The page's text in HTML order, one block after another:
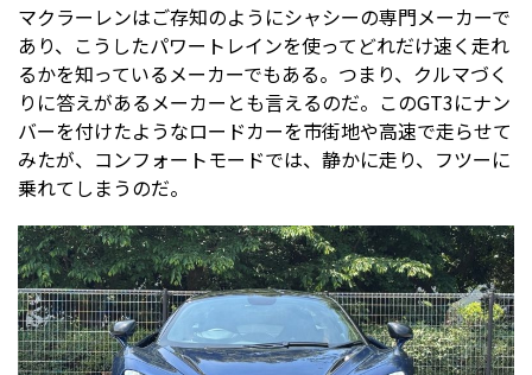
マクラーレンはご存知のようにシャシーの専門メーカーで
あり、こうしたパワートレインを使ってどれだけ速く走れ
るかを知っているメーカーでもある。つまり、クルマづく
りに答えがあるメーカーとも言えるのだ。このGT3にナン
バーを付けたようなロードカーを市街地や高速で走らせて
みたが、コンフォートモードでは、静かに走り、フツーに
乗れてしまうのだ。